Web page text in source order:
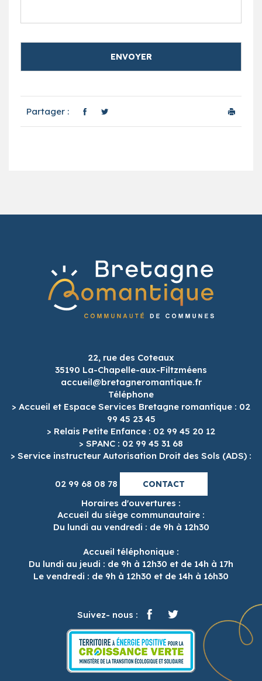
Partager :
22, rue des Coteaux
35190 La-Chapelle-aux-Filtzméens
accueil@bretagneromantique.fr
Téléphone
> Accueil et Espace Services Bretagne romantique : 02
99 45 23 45
> Relais Petite Enfance : 02 99 45 20 12
> SPANC : 02 99 45 31 68
> Service instructeur Autorisation Droit des Sols (ADS) :
02 99 68 08 78 CONTACT
Horaires d'ouvertures :
Accueil du siège communautaire :
Du lundi au vendredi : de 9h à 12h30
Accueil téléphonique :
Du lundi au jeudi : de 9h à 12h30 et de 14h à 17h
Le vendredi : de 9h à 12h30 et de 14h à 16h30
Suivez- nous :